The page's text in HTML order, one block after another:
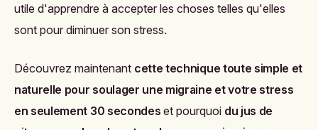
utile d'apprendre à accepter les choses telles qu'elles
sont pour diminuer son stress.
Découvrez maintenant cette technique toute simple et
naturelle pour soulager une migraine et votre stress
en seulement 30 secondes et pourquoi du jus de